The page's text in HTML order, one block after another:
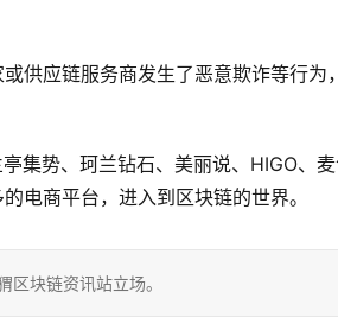
供应链服务商发生了恶意欺诈等行为
集势、珂兰钻石、美丽说、HIGO、
电商平台，进入到区块链的世界。
块链资讯站立场。